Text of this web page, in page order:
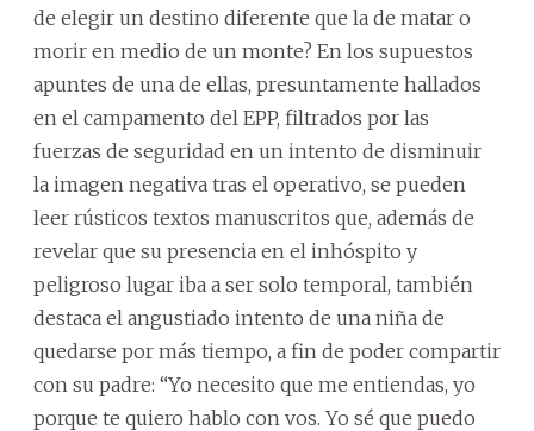
de elegir un destino diferente que la de matar o
morir en medio de un monte? En los supuestos
apuntes de una de ellas, presuntamente hallados
en el campamento del EPP, filtrados por las
fuerzas de seguridad en un intento de disminuir
la imagen negativa tras el operativo, se pueden
leer rústicos textos manuscritos que, además de
revelar que su presencia en el inhóspito y
peligroso lugar iba a ser solo temporal, también
destaca el angustiado intento de una niña de
quedarse por más tiempo, a fin de poder compartir
con su padre: “Yo necesito que me entiendas, yo
porque te quiero hablo con vos. Yo sé que puedo